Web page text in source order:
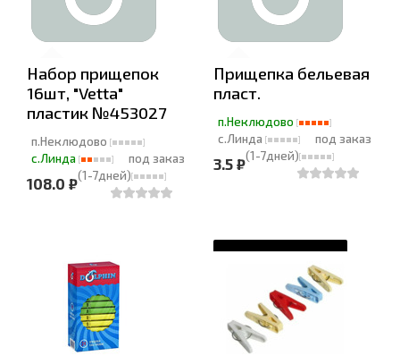
Набор прищепок
16шт, "Vetta"
пластик №453027
п.Неклюдово
с.Линда
под заказ
(1-7дней)
108.0 ₽
Прищепка бельевая
пласт.
п.Неклюдово
с.Линда
под заказ
(1-7дней)
3.5 ₽